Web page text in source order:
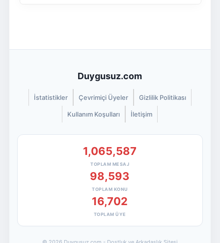
Duygusuz.com
İstatistikler Çevrimiçi Üyeler Gizlilik Politikası
Kullanım Koşulları İletişim
1,065,587
TOPLAM MESAJ
98,593
TOPLAM KONU
16,702
TOPLAM ÜYE